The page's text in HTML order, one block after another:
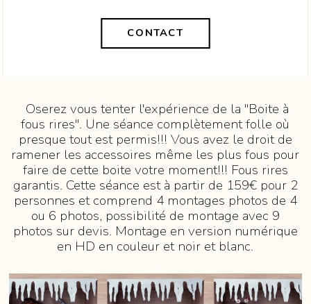
CONTACT
Oserez vous tenter l'expérience de la "Boite à
fous rires". Une séance complètement folle où
presque tout est permis!!! Vous avez le droit de
ramener les accessoires même les plus fous pour
faire de cette boite votre moment!!! Fous rires
garantis. Cette séance est à partir de 159€ pour 2
personnes et comprend 4 montages photos de 4
ou 6 photos, possibilité de montage avec 9
photos sur devis. Montage en version numérique
en HD en couleur et noir et blanc.